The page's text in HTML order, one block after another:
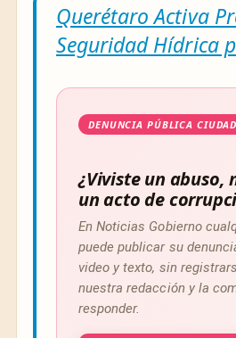
Querétaro Activa
Seguridad Hídrica
DENUNCIA PÚBLICA
¿Viviste un abuso,
un acto de
En Noticias Gobierno
puede publicar su
video y texto, sin
nuestra redacción y la
responder.